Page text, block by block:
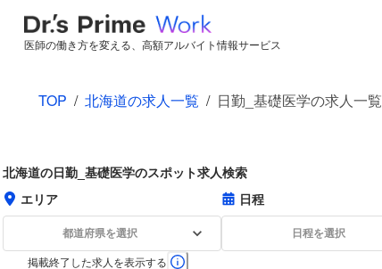
医師の働き方を変える、高額アルバイト情報サービス
TOP / 北海道の求人一覧 / 日勤_基礎医学の求人一覧
北海道の日勤_基礎医学のスポット求人検索
エリア
都道府県を選択
日程
日程を選択
掲載終了した求人を表示する